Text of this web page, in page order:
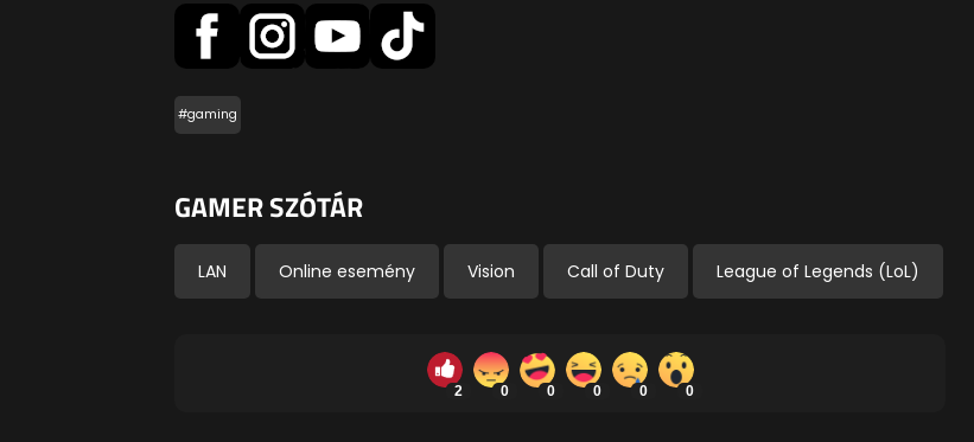
#gaming
GAMER SZÓTÁR
LAN Online esemény Vision Call of Duty League of Legends (LoL)
2 0 0 0 0 0